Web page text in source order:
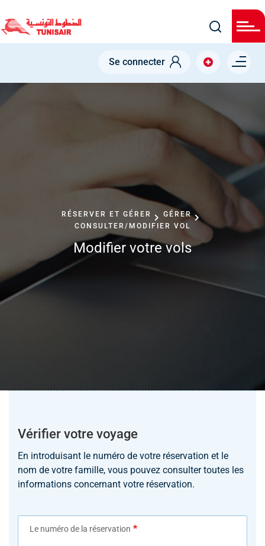
Se connecter Menu right
RÉSERVER ET GÉRER
GÉRER
CONSULTER/MODIFIER VOL
Modifier votre vols
Vérifier votre voyage
En introduisant le numéro de votre réservation et le
nom de votre famille, vous pouvez consulter toutes les
informations concernant votre réservation.
Le numéro de la réservation